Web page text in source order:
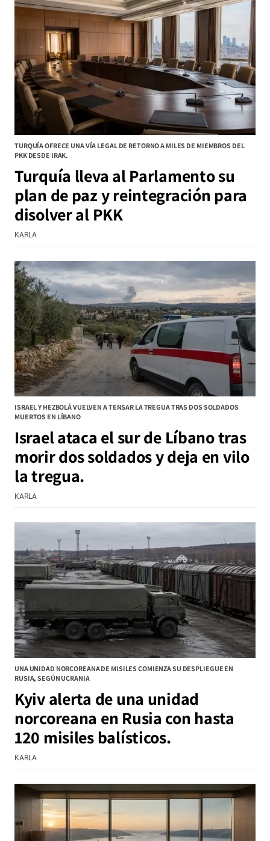
TURQUÍA OFRECE UNA VÍA LEGAL DE RETORNO A MILES DE MIEMBROS DEL
PKK DESDE IRAK.
Turquía lleva al Parlamento su
plan de paz y reintegración para
disolver al PKK
KARLA
ISRAEL Y HEZBOLÁ VUELVEN A TENSAR LA TREGUA TRAS DOS SOLDADOS
MUERTOS EN LÍBANO
Israel ataca el sur de Líbano tras
morir dos soldados y deja en vilo
la tregua.
KARLA
UNA UNIDAD NORCOREANA DE MISILES COMIENZA SU DESPLIEGUE EN
RUSIA, SEGÚN UCRANIA
Kyiv alerta de una unidad
norcoreana en Rusia con hasta
120 misiles balísticos.
KARLA